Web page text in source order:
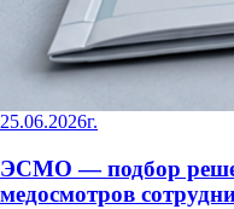
25.06.2026г.
ЭСМО — подбор
медосмотров